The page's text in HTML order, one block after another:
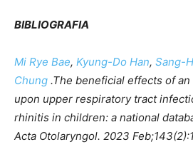
BIBLIOGRAFIA
Mi Rye Bae, Kyung-Do Han, Sang-
Chung .The beneficial effects of
upon upper respiratory tract
rhinitis in children: a national
Acta Otolaryngol. 2023